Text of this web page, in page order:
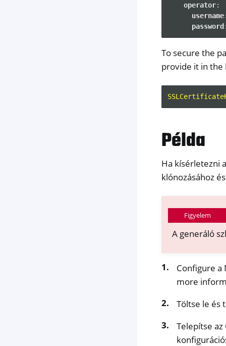
operator:
username
password
To secure the
provide it in
Példa
Ha kísérletezni
klónozásához
Figyelem
A generáló
Configure a
more
Töltse le és
Telepítse az